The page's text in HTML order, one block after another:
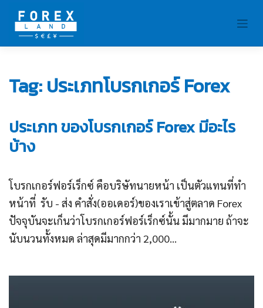
content
Tag:ประเภทโบรกเกอร์ Forex
ประเภท ของโบรกเกอร์ Forex มีอะไร
บ้าง
โบรกเกอร์ฟอร์เร็กซ์ คือบริษัทนายหน้า เป็นตัวแทนที่ทำ
หน้าที่ รับ - ส่ง คำสั่ง(ออเดอร์)ของเราเข้าสู่ตลาด Forex
ปัจจุบันจะเก็นว่าโบรกเกอร์ฟอร์เร็กซ์นั้น มีมากมาย ถ้าจะ
นับนวนทั้งหมด ล่าสุดมีมากกว่า 2,000...